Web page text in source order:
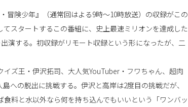
冒険少年』（通常回はよる9時～10時放送）の収録がこの
スタートするこの番組に、史上最速ミリオンを達成した
演する。初収録がリモート収録という形になったが、二
ズ王・伊沢拓司、大人気YouTuber・フワちゃん、超肉
への脱出に挑戦する。伊沢と高岸は2度目の挑戦だが、
料と水以外なら何を持ち込んでもいいという「ワンバッ